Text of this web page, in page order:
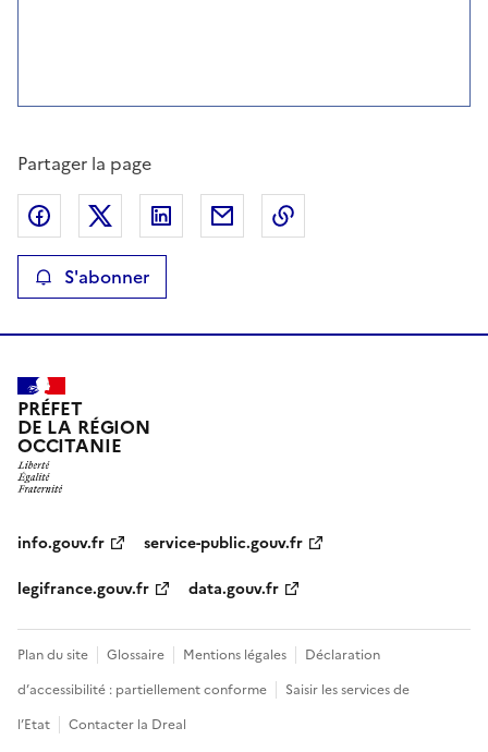
Partager la page
Partager sur Facebook
Partager sur XPartager sur LinkedIn
Partager par email
S'abonner
PRÉFET
DE LA RÉGION
OCCITANIE
info.gouv.fr
service-public.gouv.fr
legifrance.gouv.fr
data.gouv.fr
Plan du site Glossaire Mentions légales
Déclaration
d’accessibilité : partiellement conforme
Saisir les services de
l’Etat
Contacter la Dreal